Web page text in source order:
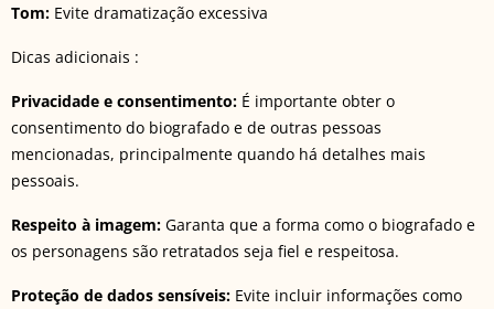
Tom: Evite dramatização excessiva
Dicas adicionais :
Privacidade e consentimento: É importante obter o
consentimento do biografado e de outras pessoas
mencionadas, principalmente quando há detalhes mais
pessoais.
Respeito à imagem: Garanta que a forma como o biografado e
os personagens são retratados seja fiel e respeitosa.
Proteção de dados sensíveis: Evite incluir informações como